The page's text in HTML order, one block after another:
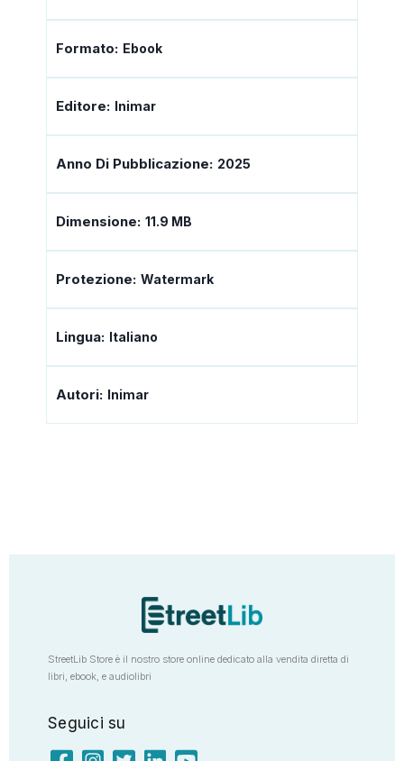
Formato: Ebook
Editore: Inimar
Anno Di Pubblicazione: 2025
Dimensione: 11.9 MB
Protezione: Watermark
Lingua: Italiano
Autori: Inimar
StreetLib Store è il nostro store online dedicato alla vendita diretta di
libri, ebook, e audiolibri
Seguici su